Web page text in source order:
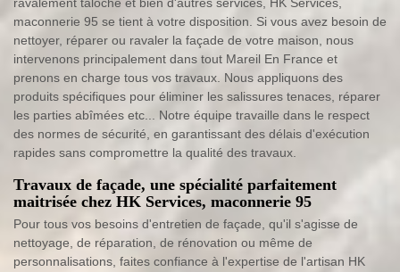
ravalement taloché et bien d'autres services, HK Services,
maconnerie 95 se tient à votre disposition. Si vous avez besoin de
nettoyer, réparer ou ravaler la façade de votre maison, nous
intervenons principalement dans tout Mareil En France et
prenons en charge tous vos travaux. Nous appliquons des
produits spécifiques pour éliminer les salissures tenaces, réparer
les parties abîmées etc... Notre équipe travaille dans le respect
des normes de sécurité, en garantissant des délais d'exécution
rapides sans compromettre la qualité des travaux.
Travaux de façade, une spécialité parfaitement
maitrisée chez HK Services, maconnerie 95
Pour tous vos besoins d'entretien de façade, qu'il s'agisse de
nettoyage, de réparation, de rénovation ou même de
personnalisations, faites confiance à l'expertise de l'artisan HK